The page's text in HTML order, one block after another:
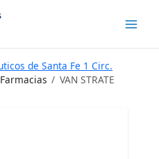
de Santa Fe 1 Circ.
Farmacias VAN STRATE